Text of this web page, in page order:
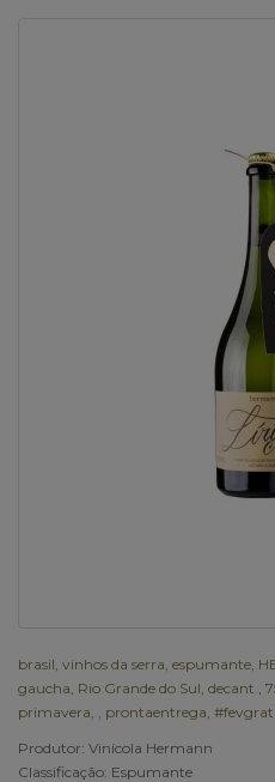
brasil vinhos da serra espumante
gaucha Rio Grande do Sul decant.
primavera
prontaentrega
Produtor: Vinícola Hermann
Classificação: Espumante